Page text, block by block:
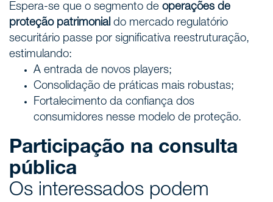
Espera-se que o segmento de operações de
proteção patrimonial do mercado regulatório
securitário passe por significativa reestruturação,
estimulando:
A entrada de novos players;
Consolidação de práticas mais robustas;
Fortalecimento da confiança dos
consumidores nesse modelo de proteção.
Participação na consulta
pública
Os interessados podem